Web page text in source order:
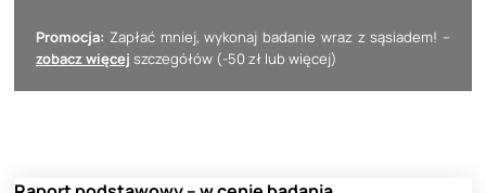
Promocja: Zapłać mniej, wykonaj badanie wraz z sąsiadem! –
zobacz więcej szczegółów (-50 zł lub więcej)